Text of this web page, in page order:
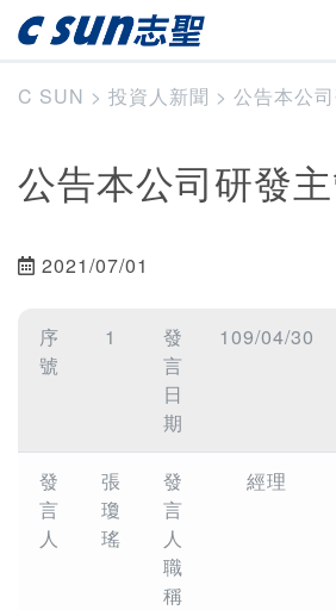
C SUN > 投資人新聞 > 公告本公
公告本公司研發
2021/07/01
序
號
1
發
言
日
期
109/04/30
發
言
人
張
瓊
瑤
發
言
人
職
稱
經理